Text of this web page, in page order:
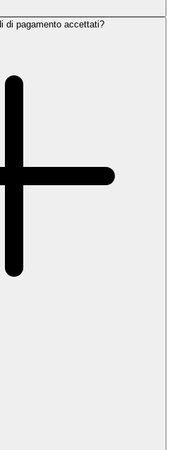
di pagamento accettati?